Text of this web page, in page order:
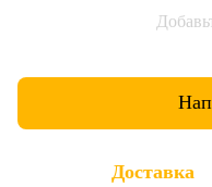
Доставка